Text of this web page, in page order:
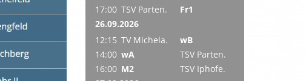
17:00 TSV Parten.
Fr1
26.09.2026
12:15 TV Michela.
wB
14:00 wA
TSV Parten.
16:00 M2
TSV Iphofe.